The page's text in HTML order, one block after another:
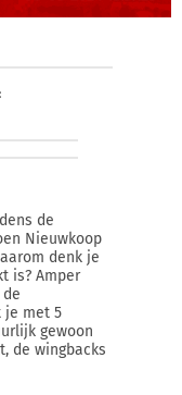
:
de
Nieuwkoop
denk je
is? Amper
je met 5
gewoon
de wingbacks